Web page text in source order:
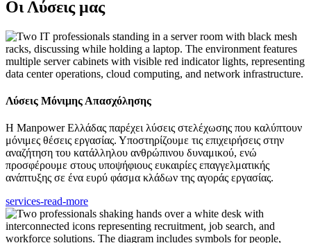
Οι Λύσεις μας
Λύσεις Μόνιμης Απασχόλησης
Η Manpower Ελλάδας παρέχει λύσεις στελέχωσης που καλύπτουν
μόνιμες θέσεις εργασίας. Υποστηρίζουμε τις επιχειρήσεις στην
αναζήτηση του κατάλληλου ανθρώπινου δυναμικού, ενώ
προσφέρουμε στους υποψήφιους ευκαιρίες επαγγελματικής
ανάπτυξης σε ένα ευρύ φάσμα κλάδων της αγοράς εργασίας.
services-read-more